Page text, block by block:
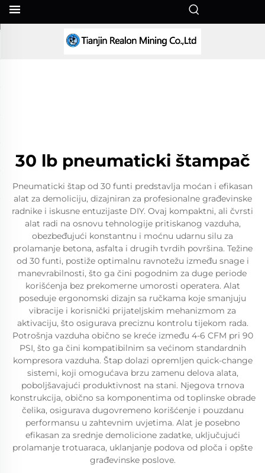
30 lb pneumaticki štampač
Pneumaticki štap od 30 funti predstavlja moćan i efikasan
alat za demoliciju, dizajniran za profesionalne građevinske
radnike i iskusne entuzijaste DIY. Ovaj kompaktni, ali čvrsti
alat radi na osnovu tehnologije pritiskanog vazduha,
obezbeđujući konstantnu i moćnu udarnu silu za
prolamanje betona, asfalta i drugih tvrdih površina. Težine
od 30 funti, postiže optimalnu ravnotežu između snage i
manevrabilnosti, što ga čini pogodnim za duge periodе
korišćenja bez prekomerne umorosti operatera. Alat
poseduje ergonomski dizajn sa ručkama koje smanjuju
vibracije i korisnički prijateljskim mehanizmom za
aktivaciju, što osigurava preciznu kontrolu tijekom rada.
Potrošnja vazduha obično se kreće između 4-6 CFM pri 90
PSI, što ga čini kompatibilnim sa većinom standardnih
kompresora vazduha. Štap dolazi opremljen quick-change
sistemi, koji omogućava brzu zamenu delova alata,
poboljšavajući produktivnost na stani. Njegova trnova
konstrukcija, obično sa komponentima od toplinske obrade
čelika, osigurava dugovremeno korišćenje i pouzdanu
performansu u zahtevnim uvjetima. Alat je posebno
efikasan za srednje demolicione zadatke, uključujući
prolamanje trotuaraca, uklanjanje podova od ploča i opšte
građevinske poslove.